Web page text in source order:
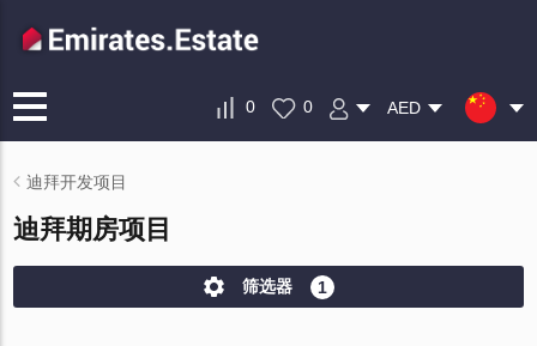
0 0 AED
迪拜开发项目
迪拜期房项目
筛选器 1